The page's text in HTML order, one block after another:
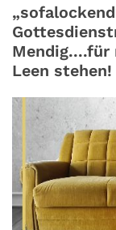
Leen stehen!